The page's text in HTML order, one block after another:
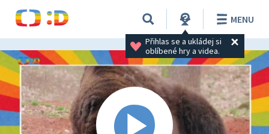
Přihlas se a ukládej si
oblíbené hry a videa.
MENU